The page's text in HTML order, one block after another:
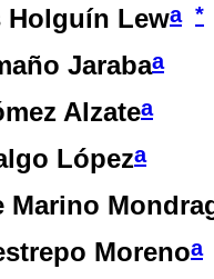
Holguín Lewa *
Jarabaa
Alzatea
Lópeza
Marino
Morenoa